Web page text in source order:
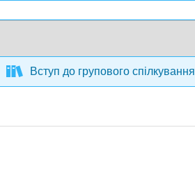
Вступ до групового спілкування